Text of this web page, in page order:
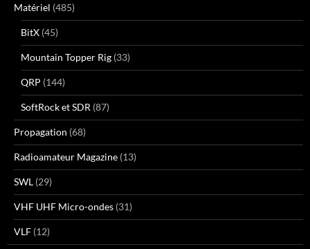
Matériel (485)
BitX (45)
Mountain Topper Rig (33)
QRP (144)
SoftRock et SDR (87)
Propagation (68)
Radioamateur Magazine (13)
SWL (29)
VHF UHF Micro-ondes (31)
VLF (12)